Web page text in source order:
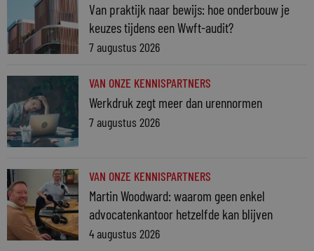
Van praktijk naar bewijs: hoe onderbouw je
keuzes tijdens een Wwft-audit?
7 augustus 2026
VAN ONZE KENNISPARTNERS
Werkdruk zegt meer dan urennormen
7 augustus 2026
VAN ONZE KENNISPARTNERS
Martin Woodward: waarom geen enkel
advocatenkantoor hetzelfde kan blijven
4 augustus 2026